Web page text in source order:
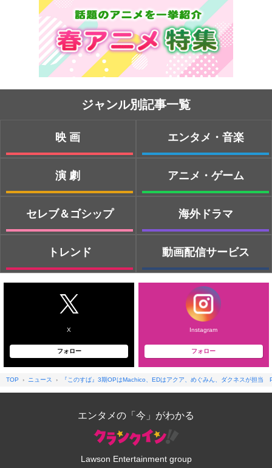
ジャンル別記事一覧
映画
演劇
セレブ＆ゴシップ
トレンド
エンタメ・音楽
アニメ・ゲーム
海外ドラマ
動画配信サービス
X
フォロー
Instagram
フォロー
TOP ニュース 『このすば』3期OPはMachico、EDはアクア、めぐみん、ダクネスが担当
エンタメの「今」がわかる
Lawson Entertainment group